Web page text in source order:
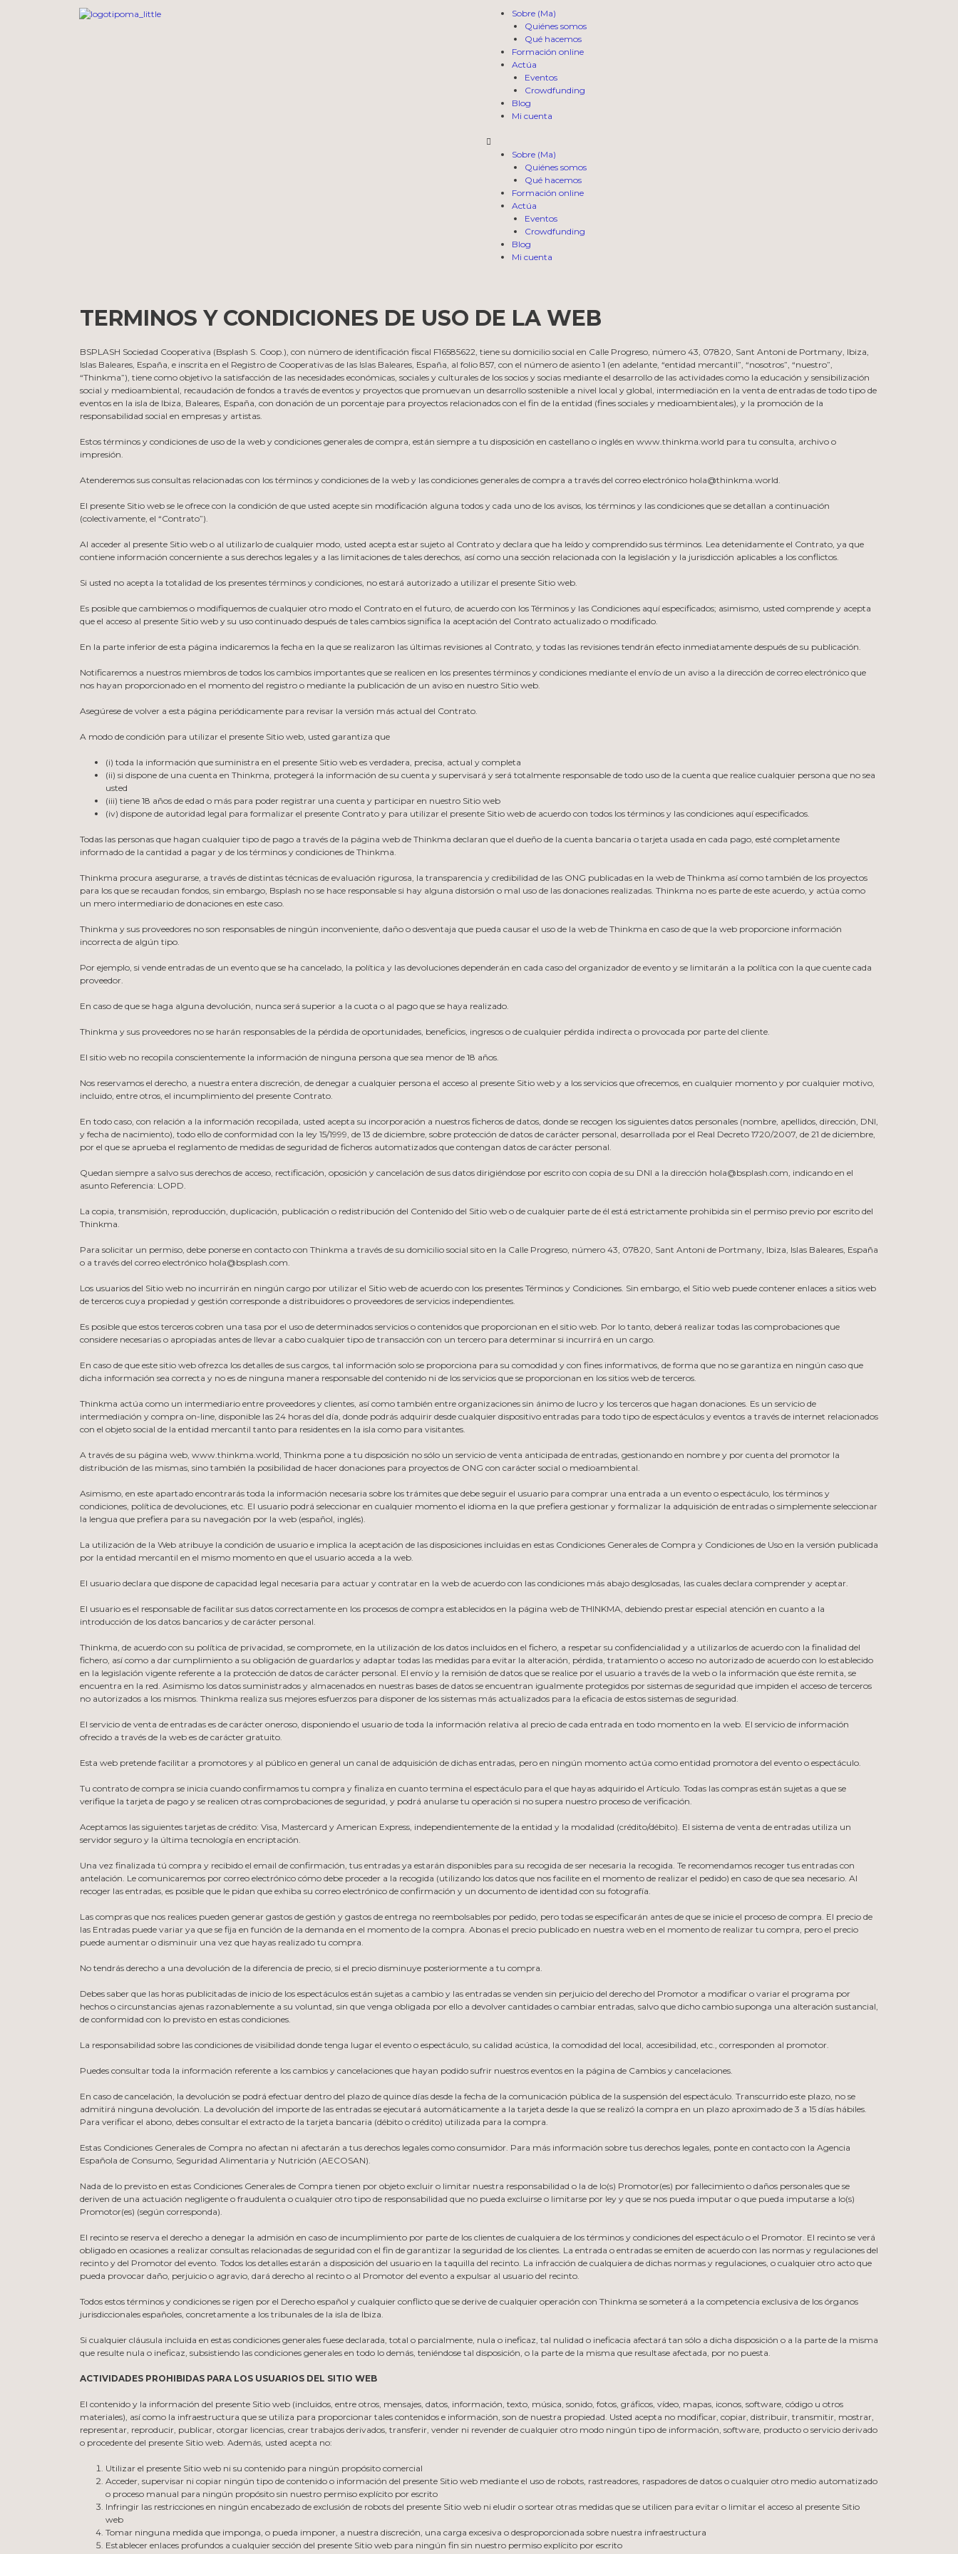
Sobre (Ma)
Quiénes somos
Qué hacemos
Formación online
Actúa
Eventos
Crowdfunding
Blog
Mi cuenta
Sobre (Ma)
Quiénes somos
Qué hacemos
Formación online
Actúa
Eventos
Crowdfunding
Blog
Mi cuenta
TERMINOS Y CONDICIONES DE USO DE LA WEB
BSPLASH Sociedad Cooperativa (Bsplash S. Coop.), con número de identificación fiscal F16585622, tiene su domicilio social en Calle Progreso, número 43, 07820, Sant Antoni de Portmany, Ibiza,
Islas Baleares, España, e inscrita en el Registro de Cooperativas de las Islas Baleares, España, al folio 857, con el número de asiento 1 (en adelante, “entidad mercantil”, “nosotros”, “nuestro”,
“Thinkma”), tiene como objetivo la satisfacción de las necesidades económicas, sociales y culturales de los socios y socias mediante el desarrollo de las actividades como la educación y sensibilización
social y medioambiental, recaudación de fondos a través de eventos y proyectos que promuevan un desarrollo sostenible a nivel local y global, intermediación en la venta de entradas de todo tipo de
eventos en la isla de Ibiza, Baleares, España, con donación de un porcentaje para proyectos relacionados con el fin de la entidad (fines sociales y medioambientales), y la promoción de la
responsabilidad social en empresas y artistas.
Estos términos y condiciones de uso de la web y condiciones generales de compra, están siempre a tu disposición en castellano o inglés en www.thinkma.world para tu consulta, archivo o
impresión.
Atenderemos sus consultas relacionadas con los términos y condiciones de la web y las condiciones generales de compra a través del correo electrónico hola@thinkma.world.
El presente Sitio web se le ofrece con la condición de que usted acepte sin modificación alguna todos y cada uno de los avisos, los términos y las condiciones que se detallan a continuación
(colectivamente, el “Contrato”).
Al acceder al presente Sitio web o al utilizarlo de cualquier modo, usted acepta estar sujeto al Contrato y declara que ha leído y comprendido sus términos. Lea detenidamente el Contrato, ya que
contiene información concerniente a sus derechos legales y a las limitaciones de tales derechos, así como una sección relacionada con la legislación y la jurisdicción aplicables a los conflictos.
Si usted no acepta la totalidad de los presentes términos y condiciones, no estará autorizado a utilizar el presente Sitio web.
Es posible que cambiemos o modifiquemos de cualquier otro modo el Contrato en el futuro, de acuerdo con los Términos y las Condiciones aquí especificados; asimismo, usted comprende y acepta
que el acceso al presente Sitio web y su uso continuado después de tales cambios significa la aceptación del Contrato actualizado o modificado.
En la parte inferior de esta página indicaremos la fecha en la que se realizaron las últimas revisiones al Contrato, y todas las revisiones tendrán efecto inmediatamente después de su publicación.
Notificaremos a nuestros miembros de todos los cambios importantes que se realicen en los presentes términos y condiciones mediante el envío de un aviso a la dirección de correo electrónico que
nos hayan proporcionado en el momento del registro o mediante la publicación de un aviso en nuestro Sitio web.
Asegúrese de volver a esta página periódicamente para revisar la versión más actual del Contrato.
A modo de condición para utilizar el presente Sitio web, usted garantiza que
(i) toda la información que suministra en el presente Sitio web es verdadera, precisa, actual y completa
(ii) si dispone de una cuenta en Thinkma, protegerá la información de su cuenta y supervisará y será totalmente responsable de todo uso de la cuenta que realice cualquier persona que no sea
usted
(iii) tiene 18 años de edad o más para poder registrar una cuenta y participar en nuestro Sitio web
(iv) dispone de autoridad legal para formalizar el presente Contrato y para utilizar el presente Sitio web de acuerdo con todos los términos y las condiciones aquí especificados.
Todas las personas que hagan cualquier tipo de pago a través de la página web de Thinkma declaran que el dueño de la cuenta bancaria o tarjeta usada en cada pago, esté completamente
informado de la cantidad a pagar y de los términos y condiciones de Thinkma.
Thinkma procura asegurarse, a través de distintas técnicas de evaluación rigurosa, la transparencia y credibilidad de las ONG publicadas en la web de Thinkma así como también de los proyectos
para los que se recaudan fondos, sin embargo, Bsplash no se hace responsable si hay alguna distorsión o mal uso de las donaciones realizadas. Thinkma no es parte de este acuerdo, y actúa como
un mero intermediario de donaciones en este caso.
Thinkma y sus proveedores no son responsables de ningún inconveniente, daño o desventaja que pueda causar el uso de la web de Thinkma en caso de que la web proporcione información
incorrecta de algún tipo.
Por ejemplo, si vende entradas de un evento que se ha cancelado, la política y las devoluciones dependerán en cada caso del organizador de evento y se limitarán a la política con la que cuente cada
proveedor.
En caso de que se haga alguna devolución, nunca será superior a la cuota o al pago que se haya realizado.
Thinkma y sus proveedores no se harán responsables de la pérdida de oportunidades, beneficios, ingresos o de cualquier pérdida indirecta o provocada por parte del cliente.
El sitio web no recopila conscientemente la información de ninguna persona que sea menor de 18 años.
Nos reservamos el derecho, a nuestra entera discreción, de denegar a cualquier persona el acceso al presente Sitio web y a los servicios que ofrecemos, en cualquier momento y por cualquier motivo,
incluido, entre otros, el incumplimiento del presente Contrato.
En todo caso, con relación a la información recopilada, usted acepta su incorporación a nuestros ficheros de datos, donde se recogen los siguientes datos personales (nombre, apellidos, dirección, DNI,
y fecha de nacimiento), todo ello de conformidad con la ley 15/1999, de 13 de diciembre, sobre protección de datos de carácter personal, desarrollada por el Real Decreto 1720/2007, de 21 de diciembre,
por el que se aprueba el reglamento de medidas de seguridad de ficheros automatizados que contengan datos de carácter personal.
Quedan siempre a salvo sus derechos de acceso, rectificación, oposición y cancelación de sus datos dirigiéndose por escrito con copia de su DNI a la dirección hola@bsplash.com, indicando en el
asunto Referencia: LOPD.
La copia, transmisión, reproducción, duplicación, publicación o redistribución del Contenido del Sitio web o de cualquier parte de él está estrictamente prohibida sin el permiso previo por escrito del
Thinkma.
Para solicitar un permiso, debe ponerse en contacto con Thinkma a través de su domicilio social sito en la Calle Progreso, número 43, 07820, Sant Antoni de Portmany, Ibiza, Islas Baleares, España
o a través del correo electrónico hola@bsplash.com.
Los usuarios del Sitio web no incurrirán en ningún cargo por utilizar el Sitio web de acuerdo con los presentes Términos y Condiciones. Sin embargo, el Sitio web puede contener enlaces a sitios web
de terceros cuya propiedad y gestión corresponde a distribuidores o proveedores de servicios independientes.
Es posible que estos terceros cobren una tasa por el uso de determinados servicios o contenidos que proporcionan en el sitio web. Por lo tanto, deberá realizar todas las comprobaciones que
considere necesarias o apropiadas antes de llevar a cabo cualquier tipo de transacción con un tercero para determinar si incurrirá en un cargo.
En caso de que este sitio web ofrezca los detalles de sus cargos, tal información solo se proporciona para su comodidad y con fines informativos, de forma que no se garantiza en ningún caso que
dicha información sea correcta y no es de ninguna manera responsable del contenido ni de los servicios que se proporcionan en los sitios web de terceros.
Thinkma actúa como un intermediario entre proveedores y clientes, así como también entre organizaciones sin ánimo de lucro y los terceros que hagan donaciones. Es un servicio de
intermediación y compra on-line, disponible las 24 horas del día, donde podrás adquirir desde cualquier dispositivo entradas para todo tipo de espectáculos y eventos a través de internet relacionados
con el objeto social de la entidad mercantil tanto para residentes en la isla como para visitantes.
A través de su página web, www.thinkma.world, Thinkma pone a tu disposición no sólo un servicio de venta anticipada de entradas, gestionando en nombre y por cuenta del promotor la
distribución de las mismas, sino también la posibilidad de hacer donaciones para proyectos de ONG con carácter social o medioambiental.
Asimismo, en este apartado encontrarás toda la información necesaria sobre los trámites que debe seguir el usuario para comprar una entrada a un evento o espectáculo, los términos y
condiciones, política de devoluciones, etc. El usuario podrá seleccionar en cualquier momento el idioma en la que prefiera gestionar y formalizar la adquisición de entradas o simplemente seleccionar
la lengua que prefiera para su navegación por la web (español, inglés).
La utilización de la Web atribuye la condición de usuario e implica la aceptación de las disposiciones incluidas en estas Condiciones Generales de Compra y Condiciones de Uso en la versión publicada
por la entidad mercantil en el mismo momento en que el usuario acceda a la web.
El usuario declara que dispone de capacidad legal necesaria para actuar y contratar en la web de acuerdo con las condiciones más abajo desglosadas, las cuales declara comprender y aceptar.
El usuario es el responsable de facilitar sus datos correctamente en los procesos de compra establecidos en la página web de THINKMA, debiendo prestar especial atención en cuanto a la
introducción de los datos bancarios y de carácter personal.
Thinkma, de acuerdo con su política de privacidad, se compromete, en la utilización de los datos incluidos en el fichero, a respetar su confidencialidad y a utilizarlos de acuerdo con la finalidad del
fichero, así como a dar cumplimiento a su obligación de guardarlos y adaptar todas las medidas para evitar la alteración, pérdida, tratamiento o acceso no autorizado de acuerdo con lo establecido
en la legislación vigente referente a la protección de datos de carácter personal. El envío y la remisión de datos que se realice por el usuario a través de la web o la información que éste remita, se
encuentra en la red. Asimismo los datos suministrados y almacenados en nuestras bases de datos se encuentran igualmente protegidos por sistemas de seguridad que impiden el acceso de terceros
no autorizados a los mismos. Thinkma realiza sus mejores esfuerzos para disponer de los sistemas más actualizados para la eficacia de estos sistemas de seguridad.
El servicio de venta de entradas es de carácter oneroso, disponiendo el usuario de toda la información relativa al precio de cada entrada en todo momento en la web. El servicio de información
ofrecido a través de la web es de carácter gratuito.
Esta web pretende facilitar a promotores y al público en general un canal de adquisición de dichas entradas, pero en ningún momento actúa como entidad promotora del evento o espectáculo.
Tu contrato de compra se inicia cuando confirmamos tu compra y finaliza en cuanto termina el espectáculo para el que hayas adquirido el Artículo. Todas las compras están sujetas a que se
verifique la tarjeta de pago y se realicen otras comprobaciones de seguridad, y podrá anularse tu operación si no supera nuestro proceso de verificación.
Aceptamos las siguientes tarjetas de crédito: Visa, Mastercard y American Express, independientemente de la entidad y la modalidad (crédito/débito). El sistema de venta de entradas utiliza un
servidor seguro y la última tecnología en encriptación.
Una vez finalizada tú compra y recibido el email de confirmación, tus entradas ya estarán disponibles para su recogida de ser necesaria la recogida. Te recomendamos recoger tus entradas con
antelación. Le comunicaremos por correo electrónico cómo debe proceder a la recogida (utilizando los datos que nos facilite en el momento de realizar el pedido) en caso de que sea necesario. Al
recoger las entradas, es posible que le pidan que exhiba su correo electrónico de confirmación y un documento de identidad con su fotografía.
Las compras que nos realices pueden generar gastos de gestión y gastos de entrega no reembolsables por pedido, pero todas se especificarán antes de que se inicie el proceso de compra. El precio de
las Entradas puede variar ya que se fija en función de la demanda en el momento de la compra. Abonas el precio publicado en nuestra web en el momento de realizar tu compra, pero el precio
puede aumentar o disminuir una vez que hayas realizado tu compra.
No tendrás derecho a una devolución de la diferencia de precio, si el precio disminuye posteriormente a tu compra.
Debes saber que las horas publicitadas de inicio de los espectáculos están sujetas a cambio y las entradas se venden sin perjuicio del derecho del Promotor a modificar o variar el programa por
hechos o circunstancias ajenas razonablemente a su voluntad, sin que venga obligada por ello a devolver cantidades o cambiar entradas, salvo que dicho cambio suponga una alteración sustancial,
de conformidad con lo previsto en estas condiciones.
La responsabilidad sobre las condiciones de visibilidad donde tenga lugar el evento o espectáculo, su calidad acústica, la comodidad del local, accesibilidad, etc., corresponden al promotor.
Puedes consultar toda la información referente a los cambios y cancelaciones que hayan podido sufrir nuestros eventos en la página de Cambios y cancelaciones.
En caso de cancelación, la devolución se podrá efectuar dentro del plazo de quince días desde la fecha de la comunicación pública de la suspensión del espectáculo. Transcurrido este plazo, no se
admitirá ninguna devolución. La devolución del importe de las entradas se ejecutará automáticamente a la tarjeta desde la que se realizó la compra en un plazo aproximado de 3 a 15 días hábiles.
Para verificar el abono, debes consultar el extracto de la tarjeta bancaria (débito o crédito) utilizada para la compra.
Estas Condiciones Generales de Compra no afectan ni afectarán a tus derechos legales como consumidor. Para más información sobre tus derechos legales, ponte en contacto con la Agencia
Española de Consumo, Seguridad Alimentaria y Nutrición (AECOSAN).
Nada de lo previsto en estas Condiciones Generales de Compra tienen por objeto excluir o limitar nuestra responsabilidad o la de lo(s) Promotor(es) por fallecimiento o daños personales que se
deriven de una actuación negligente o fraudulenta o cualquier otro tipo de responsabilidad que no pueda excluirse o limitarse por ley y que se nos pueda imputar o que pueda imputarse a lo(s)
Promotor(es) (según corresponda).
El recinto se reserva el derecho a denegar la admisión en caso de incumplimiento por parte de los clientes de cualquiera de los términos y condiciones del espectáculo o el Promotor. El recinto se verá
obligado en ocasiones a realizar consultas relacionadas de seguridad con el fin de garantizar la seguridad de los clientes. La entrada o entradas se emiten de acuerdo con las normas y regulaciones del
recinto y del Promotor del evento. Todos los detalles estarán a disposición del usuario en la taquilla del recinto. La infracción de cualquiera de dichas normas y regulaciones, o cualquier otro acto que
pueda provocar daño, perjuicio o agravio, dará derecho al recinto o al Promotor del evento a expulsar al usuario del recinto.
Todos estos términos y condiciones se rigen por el Derecho español y cualquier conflicto que se derive de cualquier operación con Thinkma se someterá a la competencia exclusiva de los órganos
jurisdiccionales españoles, concretamente a los tribunales de la isla de Ibiza.
Si cualquier cláusula incluida en estas condiciones generales fuese declarada, total o parcialmente, nula o ineficaz, tal nulidad o ineficacia afectará tan sólo a dicha disposición o a la parte de la misma
que resulte nula o ineficaz, subsistiendo las condiciones generales en todo lo demás, teniéndose tal disposición, o la parte de la misma que resultase afectada, por no puesta.
ACTIVIDADES PROHIBIDAS PARA LOS USUARIOS DEL SITIO WEB
El contenido y la información del presente Sitio web (incluidos, entre otros, mensajes, datos, información, texto, música, sonido, fotos, gráficos, vídeo, mapas, iconos, software, código u otros
materiales), así como la infraestructura que se utiliza para proporcionar tales contenidos e información, son de nuestra propiedad. Usted acepta no modificar, copiar, distribuir, transmitir, mostrar,
representar, reproducir, publicar, otorgar licencias, crear trabajos derivados, transferir, vender ni revender de cualquier otro modo ningún tipo de información, software, producto o servicio derivado
o procedente del presente Sitio web. Además, usted acepta no:
Utilizar el presente Sitio web ni su contenido para ningún propósito comercial
Acceder, supervisar ni copiar ningún tipo de contenido o información del presente Sitio web mediante el uso de robots, rastreadores, raspadores de datos o cualquier otro medio automatizado
o proceso manual para ningún propósito sin nuestro permiso explícito por escrito
Infringir las restricciones en ningún encabezado de exclusión de robots del presente Sitio web ni eludir o sortear otras medidas que se utilicen para evitar o limitar el acceso al presente Sitio
web
Tomar ninguna medida que imponga, o pueda imponer, a nuestra discreción, una carga excesiva o desproporcionada sobre nuestra infraestructura
Establecer enlaces profundos a cualquier sección del presente Sitio web para ningún fin sin nuestro permiso explícito por escrito